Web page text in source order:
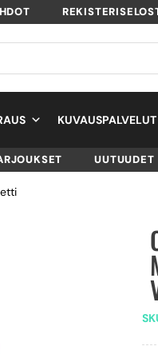
KUVAUSPALVELUT
UUTUUDET